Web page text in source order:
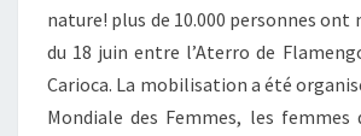
nature! plus de 10.000 personnes ont
du 18 juin entre l’Aterro de
Carioca. La mobilisation a été
Mondiale des Femmes, les femmes